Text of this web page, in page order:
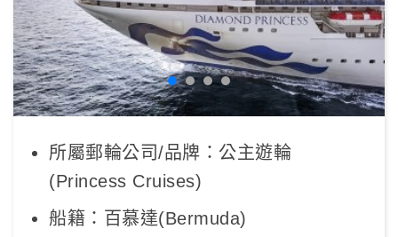
所屬郵輪公司/品牌：公主遊輪
(Princess Cruises)
船籍：百慕達(Bermuda)